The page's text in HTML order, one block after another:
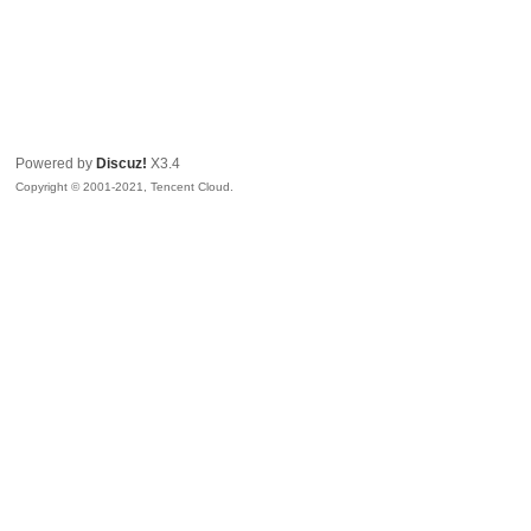
Powered by Discuz! X3.4
Copyright © 2001-2021, Tencent Cloud.